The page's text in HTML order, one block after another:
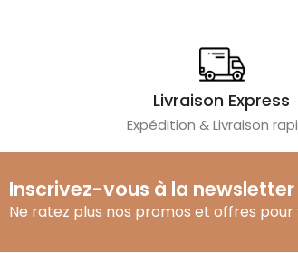
Livraison Express
Expédition & Livraison
Inscrivez-vous à la
Ne ratez plus nos promos et offres pour